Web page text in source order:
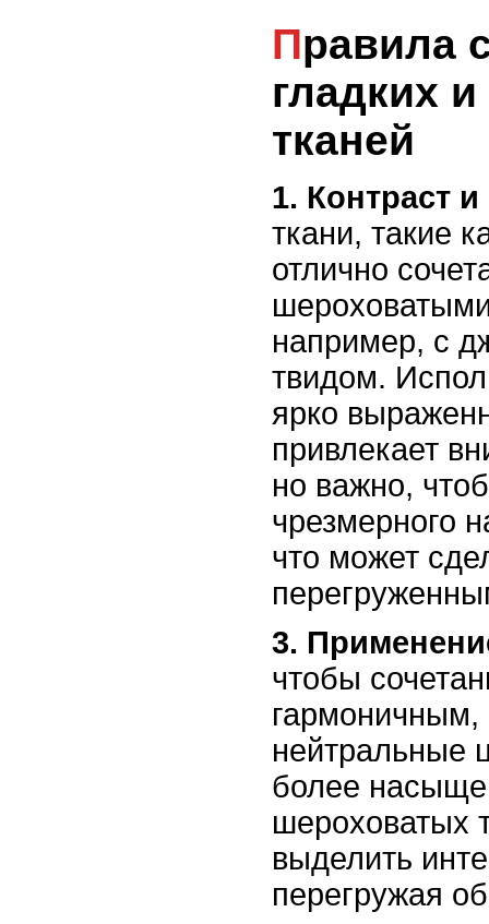
Правила сочетания
гладких
тканей
1. Контраст
ткани, такие
отлично
например, с
твидом.
ярко
привлекает
но важно,
чрезмерного
что может
3.
чтобы
гармоничным,
нейтральные
более
шероховатых
выделить
перегружая